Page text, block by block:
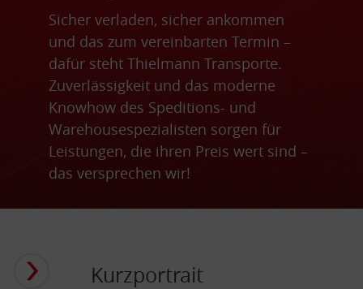
Sicher verladen, sicher ankommen
und das zum vereinbarten Termin –
dafür steht Thielmann Transporte.
Zuverlässigkeit und das moderne
Knowhow des Speditions- und
Warehousespezialisten sorgen für
Leistungen, die ihren Preis wert sind –
das versprechen wir!
Kurzportrait